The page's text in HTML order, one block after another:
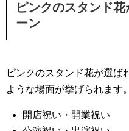
ピンクのスタンド
ーン
ピンクのスタンド花が選ば
ような場面が挙げられます。
開店祝い・開業祝い